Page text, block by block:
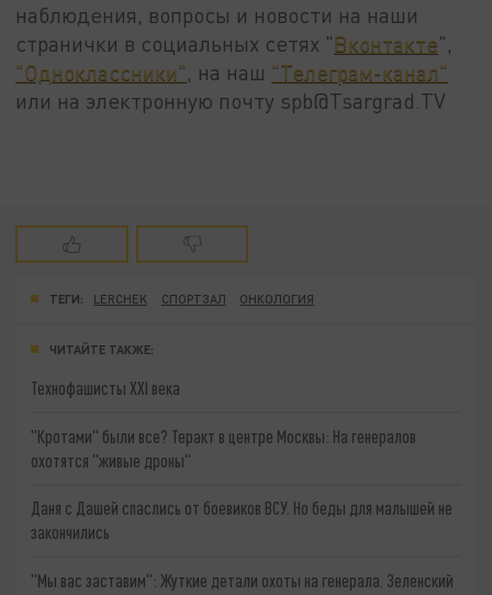
наблюдения, вопросы и новости на наши
странички в социальных сетях "Вконтакте",
"Одноклассники", на наш "Телеграм-канал"
или на электронную почту spb@Tsargrad.TV
ТЕГИ: LERCHEK СПОРТЗАЛ ОНКОЛОГИЯ
ЧИТАЙТЕ ТАКЖЕ:
Технофашисты XXI века
"Кротами" были все? Теракт в центре Москвы: На генералов
охотятся "живые дроны"
Даня с Дашей спаслись от боевиков ВСУ. Но беды для малышей не
закончились
"Мы вас заставим": Жуткие детали охоты на генерала. Зеленский